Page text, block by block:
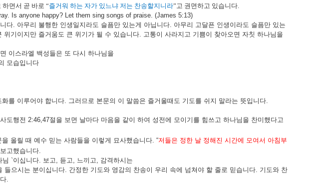
하면서 곧 바로 “즐거워 하는 자가 있느냐 저는 찬송할지니라”고 권면하고 있습니다.
Is anyone happy? Let them sing songs of praise. (James 5:13)
다. 아무리 불행한 인생일지라도 슬픔만 있는게 아닙니다. 아무리 고달픈 인생이라도 슬픔만 있는
위기이지만 즐거움도 큰 위기가 될 수 있습니다. 고통이 사라지고 기쁨이 찾아오면 자칫 하나님을
이스라엘 백성들은 또 다시 하나님을
모습입니다
화를 이루어야 합니다. 그러므로 본문의 이 말씀은 즐거울때도 기도를 쉬지 말라는 뜻입니다.
사도행전 2:46,47절을 보면 날마다 마음을 같이 하여 성전에 모이기를 힘쓰고 하나님을 찬미했다고
을 올릴 때 예수 믿는 사람들을 이렇게 묘사했습니다. “저들은 정한 날 정해진 시간에 모여서 아침부
보고했습니다.
님 `이십니다. 보고, 듣고, 느끼고, 감격하시는
들으시는 분이십니다. 간정한 기도와 영감의 찬송이 우리 속에 넘쳐야 할 줄로 믿습니다. 기도와 찬
.